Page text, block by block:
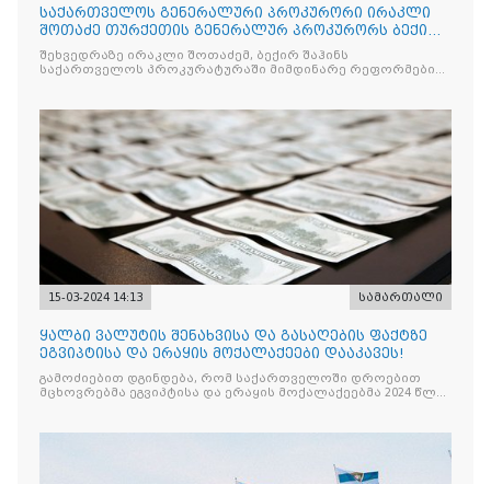
საქართველოს გენერალური პროკურორი ირაკლი
შოთაძე თურქეთის გენერალურ პროკურორს ბექირ
შაჰინს შეხვდა
შეხვედრაზე ირაკლი შოთაძემ, ბექირ შაჰინს
საქართველოს პროკურატურაში მიმდინარე რეფორმების
15-03-2024 14:13 სამართალი
ყალბი ვალუტის შენახვისა და გასაღების ფაქტზე
ეგვიპტისა და ერაყის მოქალაქეები დააკავეს!
გამოძიებით დგინდება, რომ საქართველოში დროებით
მცხოვრებმა ეგვიპტისა და ერაყის მოქალაქეებმა 2024 წლის